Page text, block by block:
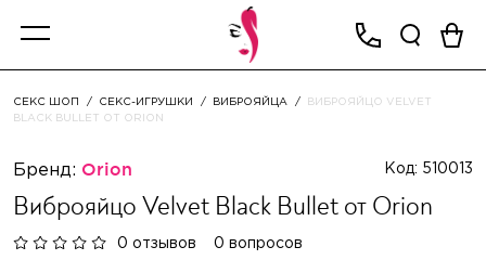
СЕКС ШОП СЕКС-ИГРУШКИ ВИБРОЯЙЦА
ВИБРОЯЙЦО VELVET
BLACK BULLET ОТ ORION
Бренд: Orion Код: 510013
Виброяйцо Velvet Black Bullet от Orion
0 отзывов 0 вопросов